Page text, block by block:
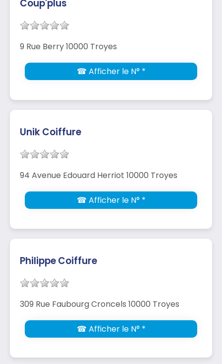
Coup'plus
9 Rue Berry 10000 Troyes
☎ Afficher le N° *
Unik Coiffure
94 Avenue Edouard Herriot 10000 Troyes
☎ Afficher le N° *
Philippe Coiffure
309 Rue Faubourg Croncels 10000 Troyes
☎ Afficher le N° *